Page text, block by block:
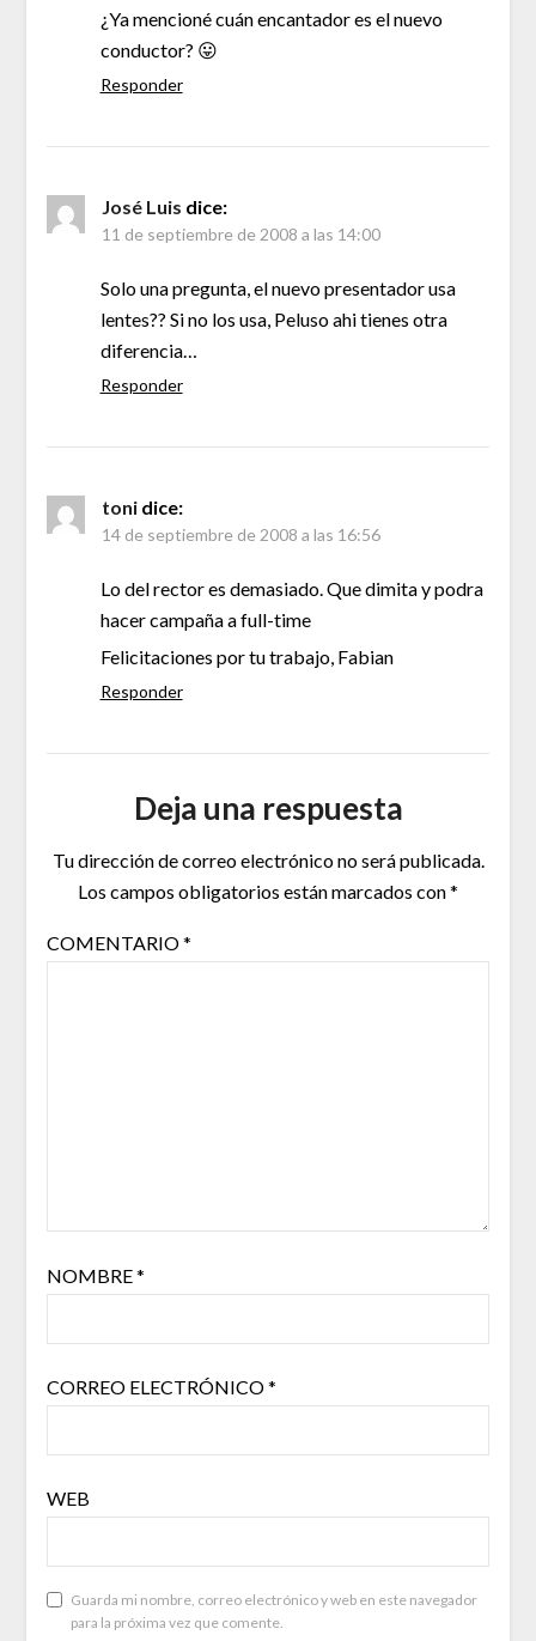
¿Ya mencioné cuán encantador es el nuevo
conductor? 😛
Responder
José Luis dice:
11 de septiembre de 2008 a las 14:00
Solo una pregunta, el nuevo presentador usa
lentes?? Si no los usa, Peluso ahi tienes otra
diferencia…
Responder
toni dice:
14 de septiembre de 2008 a las 16:56
Lo del rector es demasiado. Que dimita y podra
hacer campaña a full-time
Felicitaciones por tu trabajo, Fabian
Responder
Deja una respuesta
Tu dirección de correo electrónico no será publicada.
Los campos obligatorios están marcados con*
COMENTARIO*
NOMBRE*
CORREO ELECTRÓNICO*
WEB
Guarda mi nombre, correo electrónico y web en este navegador
para la próxima vez que comente.